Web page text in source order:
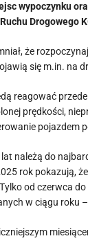
wypoczynku
Drogowego
że
się m.in. na
reagować
prędkości,
pojazdem
lat należą do
rok pokazują,
od czerwca
w ciągu roku